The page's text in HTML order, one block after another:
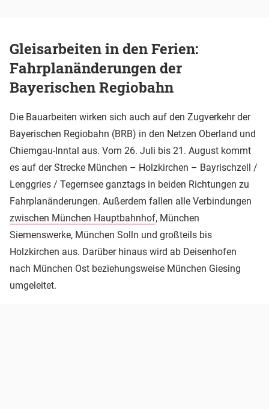
Gleisarbeiten in den Ferien:
Fahrplanänderungen der
Bayerischen Regiobahn
Die Bauarbeiten wirken sich auch auf den Zugverkehr der
Bayerischen Regiobahn (BRB) in den Netzen Oberland und
Chiemgau-Inntal aus. Vom 26. Juli bis 21. August kommt
es auf der Strecke München – Holzkirchen – Bayrischzell /
Lenggries / Tegernsee ganztags in beiden Richtungen zu
Fahrplanänderungen. Außerdem fallen alle Verbindungen
zwischen München Hauptbahnhof, München
Siemenswerke, München Solln und großteils bis
Holzkirchen aus. Darüber hinaus wird ab Deisenhofen
nach München Ost beziehungsweise München Giesing
umgeleitet.